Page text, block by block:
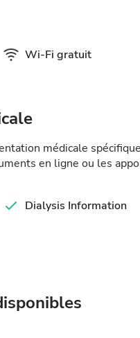
Wi-Fi gratuit
médicale
en ligne ou les
Dialysis Information